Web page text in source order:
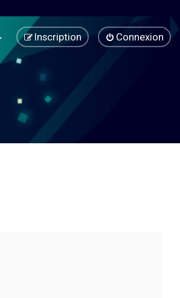
Connexion
Inscription